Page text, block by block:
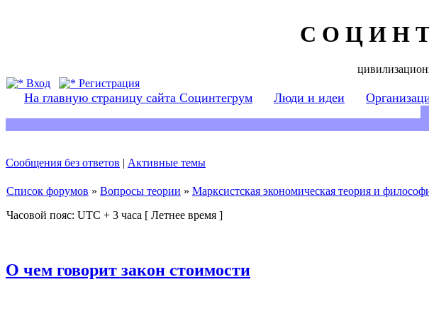
С О Ц И Н
Вход
Регистрация
На главную страницу сайта Социнтегрум Люди и идеи
Сообщения без ответов | Активные темы
Список форумов » Вопросы теории » Марксистская экономическая теория и
Часовой пояс: UTC + 3 часа [ Летнее время ]
О чем говорит закон стоимости